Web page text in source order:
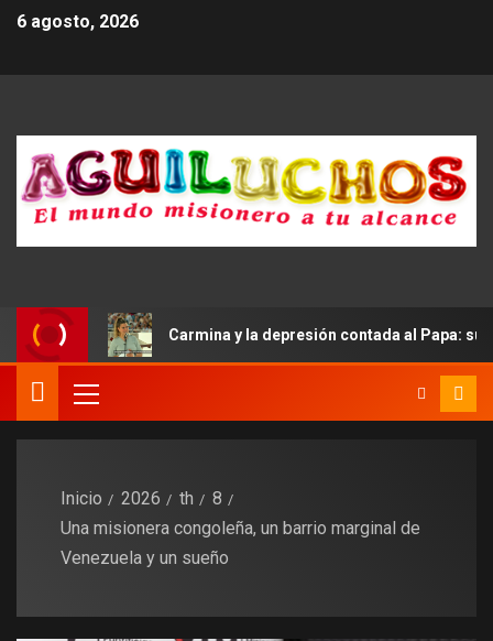
6 agosto, 2026
Carmina y la depresión contada al Papa: su
Inicio 2026 th
8
Una misionera congoleña, un barrio marginal de
Venezuela y un sueño